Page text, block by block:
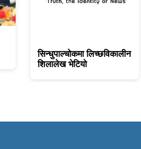
सिन्धुपाल्चोकमा लिच्छविकालीन
शिलालेख भेटियो